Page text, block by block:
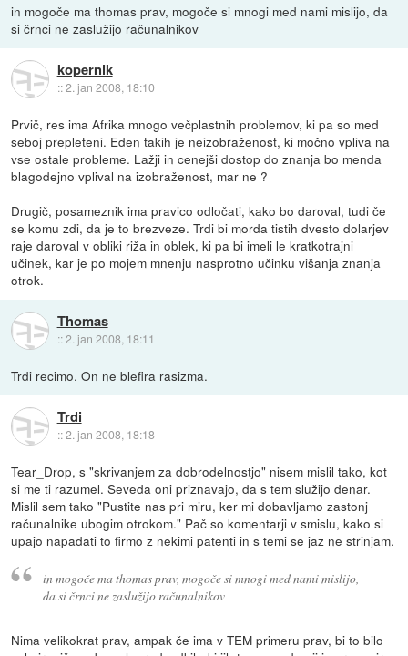
in mogoče ma thomas prav, mogoče si mnogi med nami mislijo, da
si črnci ne zaslužijo računalnikov
kopernik
::2. jan 2008, 18:10
Prvič, res ima Afrika mnogo večplastnih problemov, ki pa so med
seboj prepleteni. Eden takih je neizobraženost, ki močno vpliva na
vse ostale probleme. Lažji in cenejši dostop do znanja bo menda
blagodejno vplival na izobraženost, mar ne ?
Drugič, posameznik ima pravico odločati, kako bo daroval, tudi če
se komu zdi, da je to brezveze. Trdi bi morda tistih dvesto dolarjev
raje daroval v obliki riža in oblek, ki pa bi imeli le kratkotrajni
učinek, kar je po mojem mnenju nasprotno učinku višanja znanja
otrok.
Thomas
::2. jan 2008, 18:11
Trdi recimo. On ne blefira rasizma.
Trdi
::2. jan 2008, 18:18
Tear_Drop, s "skrivanjem za dobrodelnostjo" nisem mislil tako, kot
si me ti razumel. Seveda oni priznavajo, da s tem služijo denar.
Mislil sem tako "Pustite nas pri miru, ker mi dobavljamo zastonj
računalnike ubogim otrokom." Pač so komentarji v smislu, kako si
upajo napadati to firmo z nekimi patenti in s temi se jaz ne strinjam.
in mogoče ma thomas prav, mogoče si mnogi med nami mislijo,
da si črnci ne zaslužijo računalnikov
Nima velikokrat prav, ampak če ima v TEM primeru prav, bi to bilo